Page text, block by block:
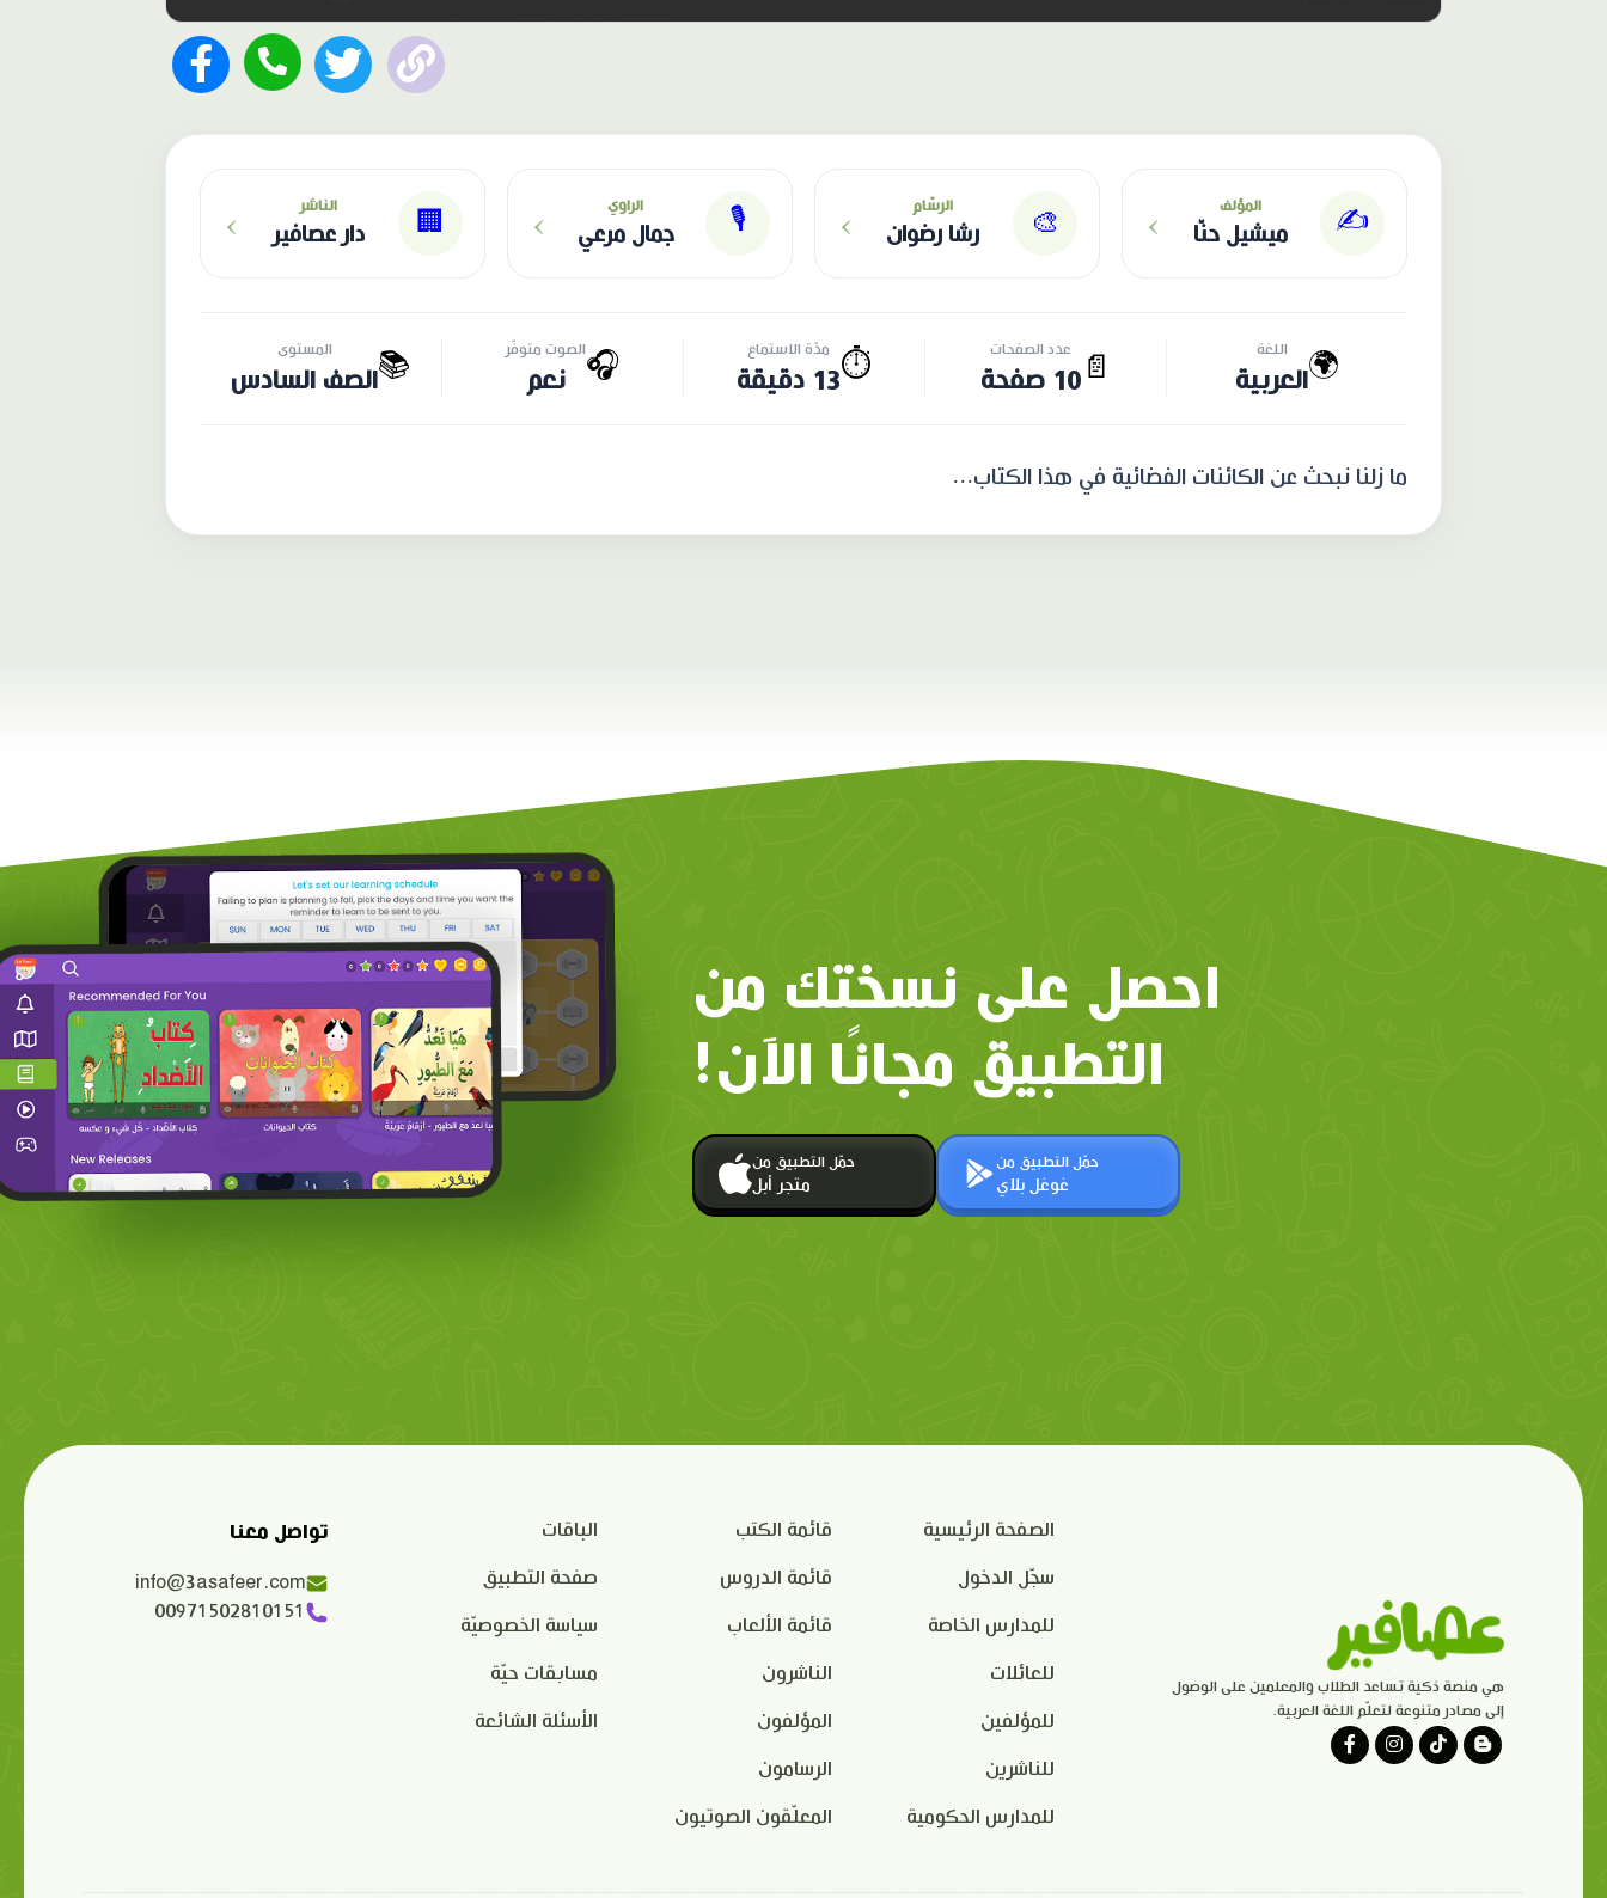
✍️ المؤلف
ميشيل حنّا ›
🎨
الرسّام
رشا رضوان ›
🎙 الراوي
جمال مرعي ›
🏢
الناشر
دار عصافير ›
🌍 اللغة
العربية 📄
عدد الصفحات
10 صفحة ⏱️ مدّة الاستماع
13 دقيقة 🎧الصوت متوفّر
نعم 📚 المستوى
الصف السادس
ما زلنا نبحث عن الكائنات الفضائية في هذا الكتاب...
احصل على نسختك من
التطبيق مجانًا الآن!
حمّل التطبيق من
متجر أبل
حمّل التطبيق من
غوغل بلاي
هي منصة ذكية تساعد الطلاب والمعلمين على الوصول
إلى مصادر متنوعة لتعلّم اللغة العربية.
الصفحة الرئيسية
سجّل الدخول
للمدارس الخاصة
للعائلات
للمؤلفين
للناشرين
للمدارس الحكومية
قائمة الكتب
قائمة الدروس
قائمة الألعاب
الناشرون
المؤلفون
الرسامون
المعلّقون الصوتيون
الباقات
صفحة التطبيق
سياسة الخصوصيّة
مسابقات حيّة
الأسئلة الشائعة
تواصل معنا
info@3asafeer.com
00971502810151